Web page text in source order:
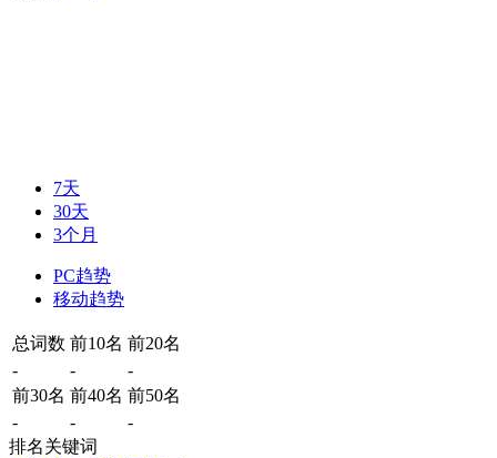
7天
30天
3个月
PC趋势
移动趋势
总词数 前10名 前20名
-
-
-
前30名 前40名 前50名
-
-
-
排名关键词